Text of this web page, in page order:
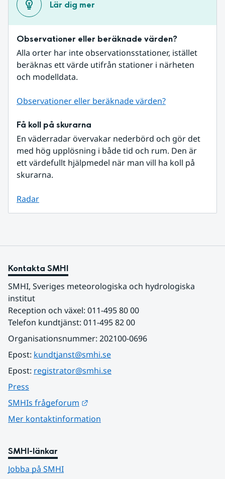
Lär dig mer
Observationer eller beräknade värden?
Alla orter har inte observationsstationer, istället
beräknas ett värde utifrån stationer i närheten
och modelldata.
Observationer eller beräknade värden?
Få koll på skurarna
En väderradar övervakar nederbörd och gör det
med hög upplösning i både tid och rum. Den är
ett värdefullt hjälpmedel när man vill ha koll på
skurarna.
Radar
Kontakta SMHI
SMHI, Sveriges meteorologiska och hydrologiska
institut
Reception och växel: 011-495 80 00
Telefon kundtjänst: 011-495 82 00
Organisationsnummer: 202100-0696
Epost: kundtjanst@smhi.se
Epost: registrator@smhi.se
Press
SMHIs frågeforum
Mer kontaktinformation
SMHI-länkar
Jobba på SMHI